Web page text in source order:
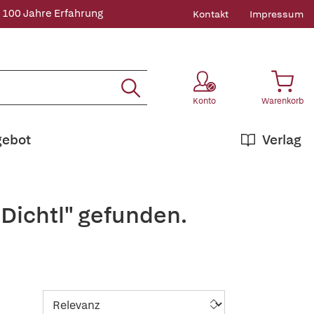
100 Jahre Erfahrung Kontakt Impressum
Konto Warenkorb
Verlag
gefunden.